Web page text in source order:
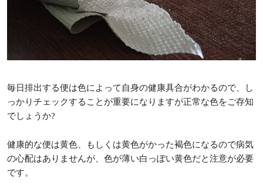
毎日排出する便は色によって自身の健康具合がわかるので、し
っかりチェックすることが重要になりますが正常な色をご存知
でしょうか?
健康的な便は黄色、もしくは黄色がかった褐色になるので病気
の心配はありませんが、色が薄い白っぽい黄色だと注意が必要
です。